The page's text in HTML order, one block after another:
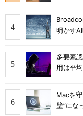
明かす
多要素
用は平
Macを
壁”にな